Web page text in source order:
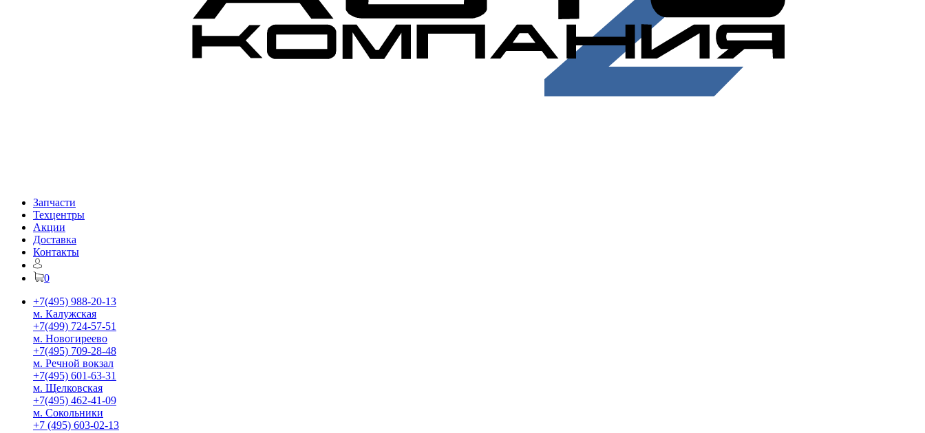
Запчасти
Техцентры
Акции
Доставка
Контакты
0
+7(495) 988-20-13
м. Калужская
+7(499) 724-57-51
м. Новогиреево
+7(495) 709-28-48
м. Речной вокзал
+7(495) 601-63-31
м. Щелковская
+7(495) 462-41-09
м. Сокольники
+7 (495) 603-02-13